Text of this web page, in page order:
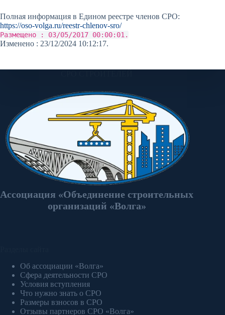
Полная информация в Едином реестре членов СРО:
https://oso-volga.ru/reestr-chlenov-sro/
Размещено : 03/05/2017 00:00:01.
Изменено : 23/12/2024 10:12:17.
Ассоциация «Объединение строительных
организаций «Волга»
Об ассоциации «Волга»
Сфера деятельности СРО
Условия вступления
Что нужно знать о СРО
Размеры взносов в СРО
Отзывы партнеров СРО «Волга»